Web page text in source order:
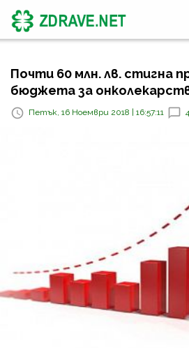
Почти 60 млн. лв. стигна
бюджета за
Петък, 16 Ноември 2018 | 16:57:11 4